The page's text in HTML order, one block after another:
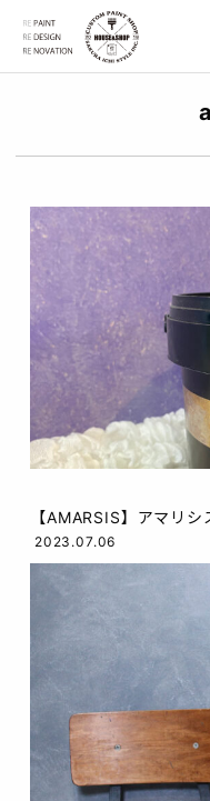
【AMARSIS】アマリシ
2023.07.06